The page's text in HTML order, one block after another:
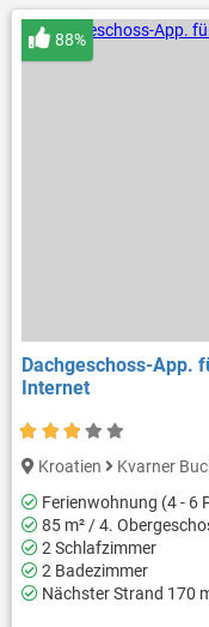
Dachgeschoss-App.
Internet
88%
Kroatien Kvarner
Ferienwohnung (4 - 6
85 m² / 4.
2 Schlafzimmer
2 Badezimmer
Nächster Strand 170